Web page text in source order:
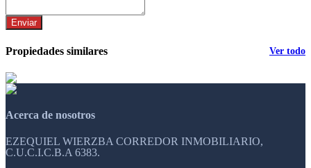
Enviar
Propiedades similares Ver todo
Acerca de nosotros
EZEQUIEL WIERZBA CORREDOR INMOBILIARIO,
C.U.C.I.C.B.A 6383.